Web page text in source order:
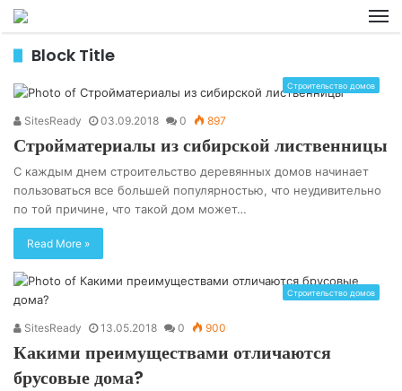
Block Title
Строительство домов
SitesReady 03.09.2018 0 897
Стройматериалы из сибирской лиственницы
С каждым днем строительство деревянных домов начинает
пользоваться все большей популярностью, что неудивительно
по той причине, что такой дом может…
Read More »
Строительство домов
SitesReady 13.05.2018 0 900
Какими преимуществами отличаются
брусовые дома?